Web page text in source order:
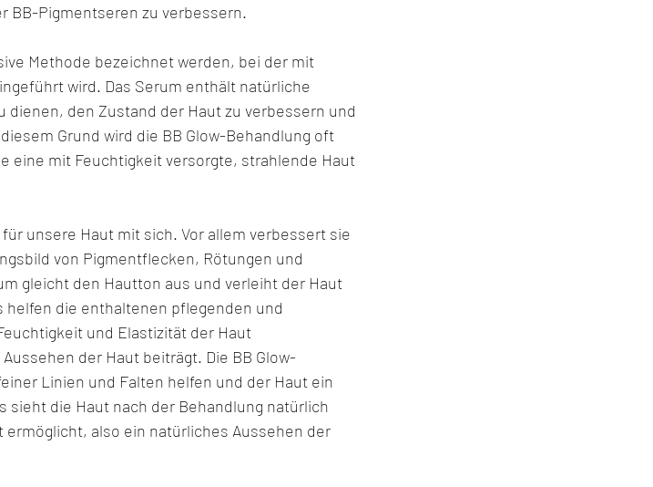
BB-Pigmentseren zu verbessern.
Methode bezeichnet werden, bei der mit
wird. Das Serum enthält natürliche
dienen, den Zustand der Haut zu verbessern und
Grund wird die BB Glow-Behandlung oft
eine mit Feuchtigkeit versorgte, strahlende Haut
unsere Haut mit sich. Vor allem verbessert sie
von Pigmentflecken, Rötungen und
gleicht den Hautton aus und verleiht der Haut
helfen die enthaltenen pflegenden und
und Elastizität der Haut
der Haut beiträgt. Die BB Glow-
Linien und Falten helfen und der Haut ein
sieht die Haut nach der Behandlung natürlich
also ein natürliches Aussehen der